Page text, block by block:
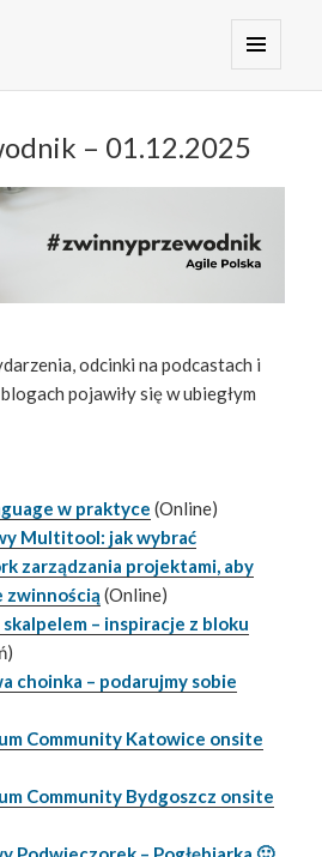
WIDGETY
– 01.12.2025
odcinki na podcastach i
pojawiły się w ubiegłym
w praktyce (Online)
Multitool: jak wybrać
zarządzania projektami, aby
zwinnością (Online)
– inspiracje z bloku
choinka – podarujmy sobie
Community Katowice onsite
Community Bydgoszcz onsite